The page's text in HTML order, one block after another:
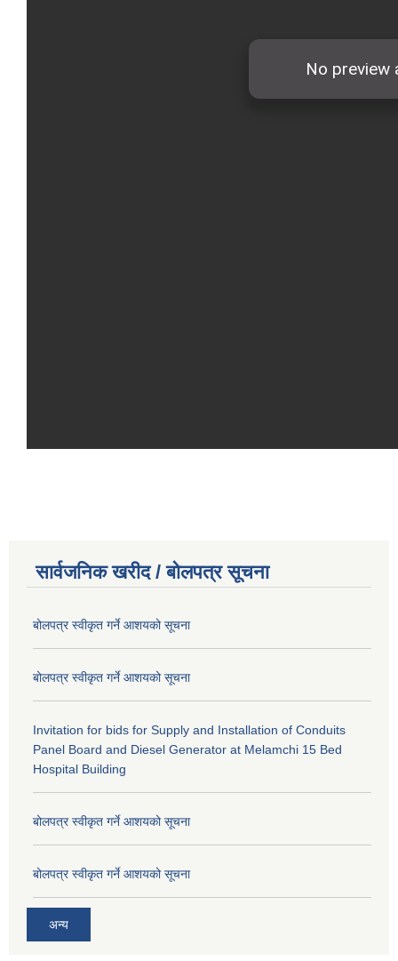
सार्वजनिक खरीद / बोलपत्र सूचना
बोलपत्र स्वीकृत गर्ने आशयको सूचना
बोलपत्र स्वीकृत गर्ने आशयको सूचना
Invitation for bids for Supply and Installation of Conduits
Panel Board and Diesel Generator at Melamchi 15 Bed
Hospital Building
बोलपत्र स्वीकृत गर्ने आशयको सूचना
बोलपत्र स्वीकृत गर्ने आशयको सूचना
अन्य